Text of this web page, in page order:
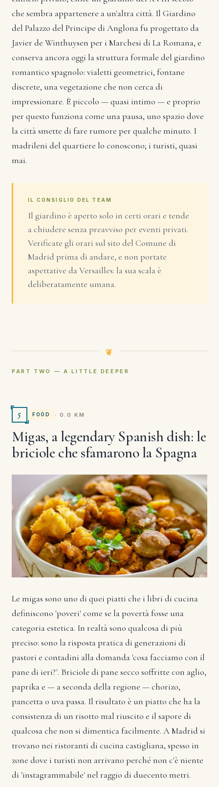
che sembra appartenere a un'altra città. Il Giardino
del Palazzo del Principe di Anglona fu progettato da
Javier de Winthuysen per i Marchesi di La Romana, e
conserva ancora oggi la struttura formale del giardino
romantico spagnolo: vialetti geometrici, fontane
discrete, una vegetazione che non cerca di
impressionare. È piccolo — quasi intimo — e proprio
per questo funziona come una pausa, uno spazio dove
la città smette di fare rumore per qualche minuto. I
madrileni del quartiere lo conoscono; i turisti, quasi
mai.
IL CONSIGLIO DEL TEAM
Il giardino è aperto solo in certi orari e tende
a chiudere senza preavviso per eventi privati.
Verificate gli orari sul sito del Comune di
Madrid prima di andare, e non portate
aspettative da Versailles: la sua scala è
deliberatamente umana.
PART TWO — A LITTLE DEEPER
5 FOOD · 0.0 KM
Migas, a legendary Spanish dish: le
briciole che sfamarono la Spagna
Le migas sono uno di quei piatti che i libri di cucina
definiscono 'poveri' come se la povertà fosse una
categoria estetica. In realtà sono qualcosa di più
preciso: sono la risposta pratica di generazioni di
pastori e contadini alla domanda 'cosa facciamo con il
pane di ieri?'. Briciole di pane secco soffritte con aglio,
paprika e — a seconda della regione — chorizo,
pancetta o uva passa. Il risultato è un piatto che ha la
consistenza di un risotto mal riuscito e il sapore di
qualcosa che non si dimentica facilmente. A Madrid si
trovano nei ristoranti di cucina castigliana, spesso in
zone dove i turisti non arrivano perché non c'è niente
di 'instagrammabile' nel raggio di duecento metri.